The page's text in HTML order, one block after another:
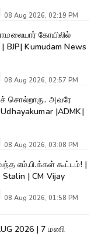
08 Aug 2026, 02:19 PM
கோயிலில்
News
08 Aug 2026, 02:57 PM
சொல்றாரு.. அவரே
Udhayakumar |ADMK|
08 Aug 2026, 03:08 PM
எம்.பி.க்கள் கூட்டம்! |
| CM Vijay
08 Aug 2026, 01:58 PM
2026 | 7 மணி